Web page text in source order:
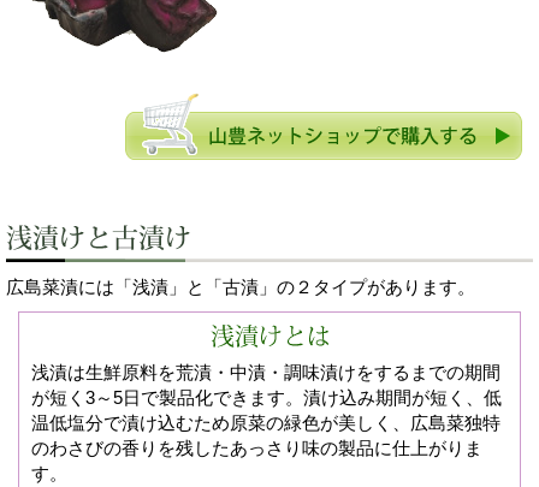
広島菜漬には「浅漬」と「古漬」の２タイプがあります。
浅漬は生鮮原料を荒漬・中漬・調味漬けをするまでの期間
が短く3～5日で製品化できます。漬け込み期間が短く、低
温低塩分で漬け込むため原菜の緑色が美しく、広島菜独特
のわさびの香りを残したあっさり味の製品に仕上がりま
す。